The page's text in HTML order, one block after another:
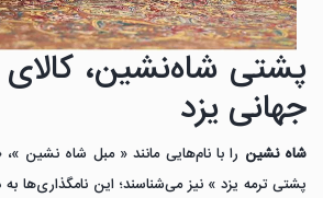
پشتی شاه‌نشین،
جهانی یزد
شاه نشین را با نام‌هایی مانند « مبل شاه نشین
پشتی ترمه یزد » نیز می‌شناسند؛ این نامگذاری‌ها به